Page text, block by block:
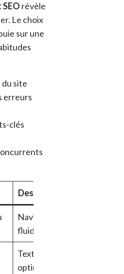
révèle
Le choix
sur une
site
erreurs
clés
Description
Navigation
fluide
Textes
optimisés